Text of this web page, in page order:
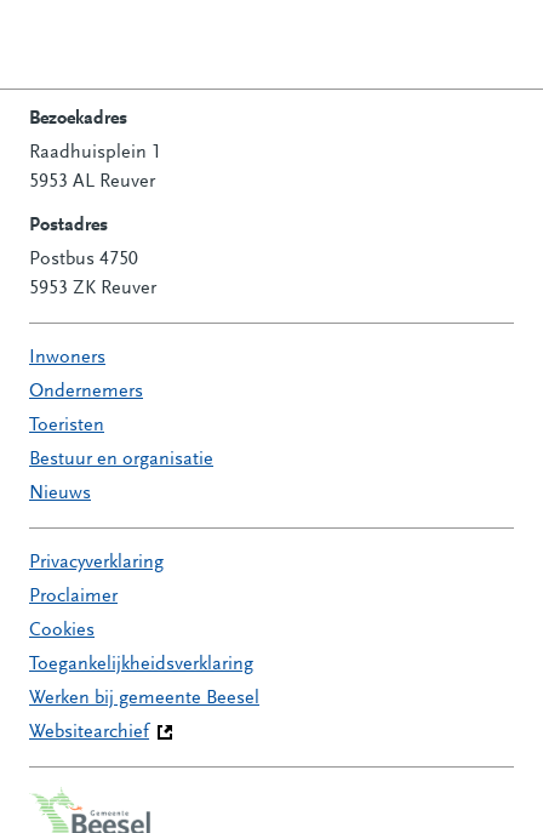
Contactinformatie
Bezoekadres
Raadhuisplein 1
5953 AL Reuver
Postadres
Postbus 4750
5953 ZK Reuver
Inwoners
Ondernemers
Toeristen
Bestuur en organisatie
Nieuws
Privacyverklaring
Proclaimer
Cookies
Toegankelijkheidsverklaring
Werken bij gemeente Beesel
Websitearchief